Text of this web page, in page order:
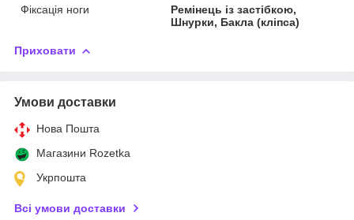
Фіксація ноги
Ремінець із застібкою,
Шнурки, Бакла (кліпса)
Приховати
Умови доставки
Нова Пошта
Магазини Rozetka
Укрпошта
Всі умови доставки